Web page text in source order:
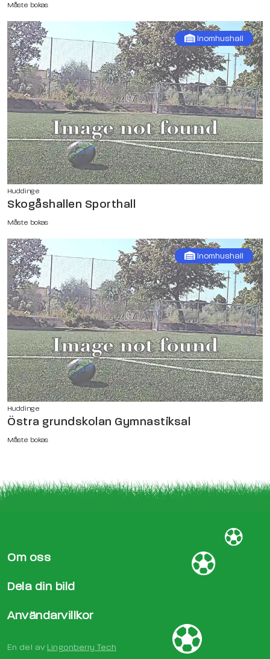
Måste bokas
Inomhushall
Huddinge
Skogåshallen Sporthall
Måste bokas
Inomhushall
Huddinge
Östra grundskolan Gymnastiksal
Måste bokas
Om oss
Dela din bild
Användarvillkor
En del av Lingonberry Tech